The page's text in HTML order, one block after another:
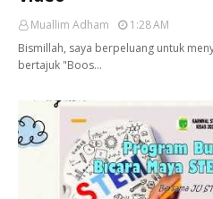
Muallim Adham
1:28 AM
Bismillah, saya berpeluang untuk
bertajuk "Boos…